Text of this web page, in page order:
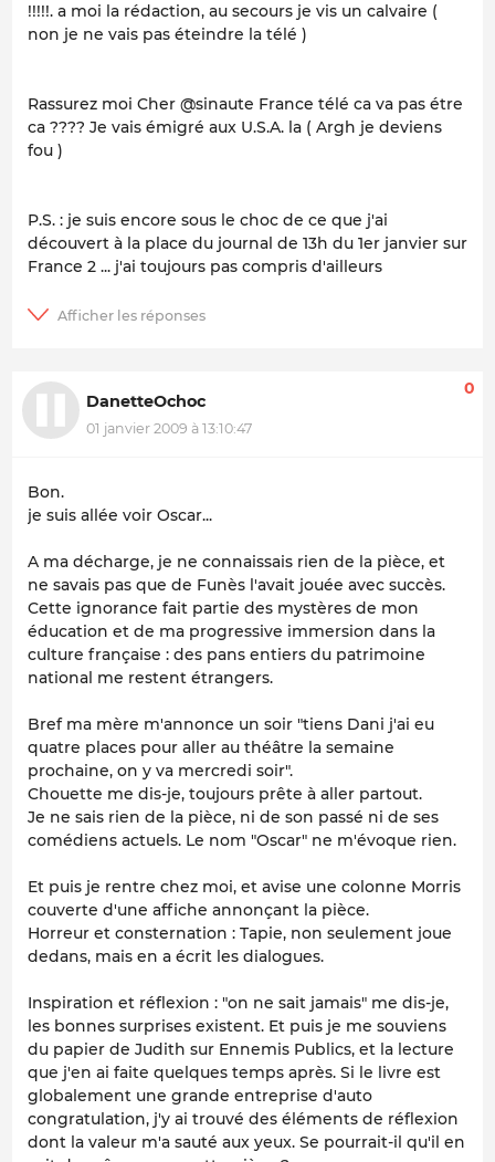
!!!!!. a moi la rédaction, au secours je vis un calvaire (
non je ne vais pas éteindre la télé )
Rassurez moi Cher @sinaute France télé ca va pas étre
ca ???? Je vais émigré aux U.S.A. la ( Argh je deviens
fou )
P.S. : je suis encore sous le choc de ce que j'ai
découvert à la place du journal de 13h du 1er janvier sur
France 2 ... j'ai toujours pas compris d'ailleurs
DanetteOchoc
01 janvier 2009 à 13:10:47
0
Bon.
je suis allée voir Oscar...
A ma décharge, je ne connaissais rien de la pièce, et
ne savais pas que de Funès l'avait jouée avec succès.
Cette ignorance fait partie des mystères de mon
éducation et de ma progressive immersion dans la
culture française : des pans entiers du patrimoine
national me restent étrangers.
Bref ma mère m'annonce un soir "tiens Dani j'ai eu
quatre places pour aller au théâtre la semaine
prochaine, on y va mercredi soir".
Chouette me dis-je, toujours prête à aller partout.
Je ne sais rien de la pièce, ni de son passé ni de ses
comédiens actuels. Le nom "Oscar" ne m'évoque rien.
Et puis je rentre chez moi, et avise une colonne Morris
couverte d'une affiche annonçant la pièce.
Horreur et consternation : Tapie, non seulement joue
dedans, mais en a écrit les dialogues.
Inspiration et réflexion : "on ne sait jamais" me dis-je,
les bonnes surprises existent. Et puis je me souviens
du papier de Judith sur Ennemis Publics, et la lecture
que j'en ai faite quelques temps après. Si le livre est
globalement une grande entreprise d'auto
congratulation, j'y ai trouvé des éléments de réflexion
dont la valeur m'a sauté aux yeux. Se pourrait-il qu'il en